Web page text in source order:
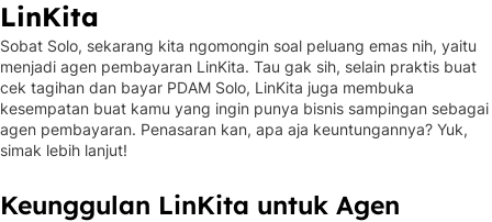
LinKita
Sobat Solo, sekarang kita ngomongin soal peluang emas nih, yaitu
menjadi agen pembayaran LinKita. Tau gak sih, selain praktis buat
cek tagihan dan bayar PDAM Solo, LinKita juga membuka
kesempatan buat kamu yang ingin punya bisnis sampingan sebagai
agen pembayaran. Penasaran kan, apa aja keuntungannya? Yuk,
simak lebih lanjut!
Keunggulan LinKita untuk Agen